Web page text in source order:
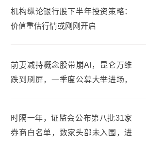
机构纵论银行股下半年投资策略：
价值重估行情或刚刚开启
前妻减持概念股带崩AI，昆仑万维
跌到刷屏，一季度公募大举进场，
时隔一年，证监会公布第八批31家
券商白名单，数家头部未入围，进